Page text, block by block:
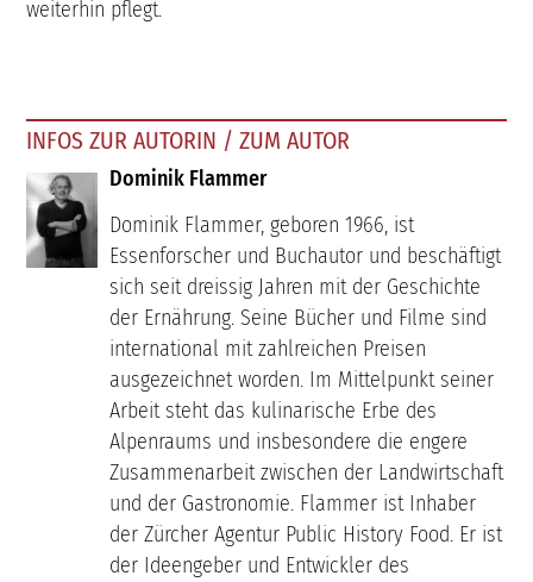
weiterhin pflegt.
INFOS ZUR AUTORIN / ZUM AUTOR
Dominik Flammer
Dominik Flammer, geboren 1966, ist
Essenforscher und Buchautor und beschäftigt
sich seit dreissig Jahren mit der Geschichte
der Ernährung. Seine Bücher und Filme sind
international mit zahlreichen Preisen
ausgezeichnet worden. Im Mittelpunkt seiner
Arbeit steht das kulinarische Erbe des
Alpenraums und insbesondere die engere
Zusammenarbeit zwischen der Landwirtschaft
und der Gastronomie. Flammer ist Inhaber
der Zürcher Agentur Public History Food. Er ist
der Ideengeber und Entwickler des